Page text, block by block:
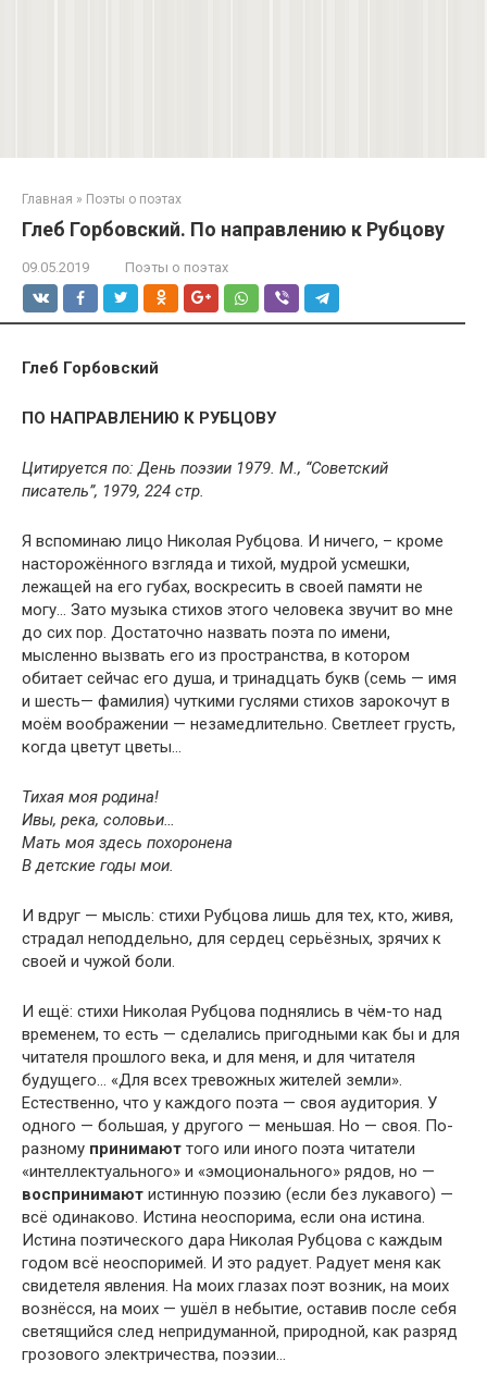
Главная » Поэты о поэтах
Глеб Горбовский. По направлению к Рубцову
09.05.2019 Поэты о поэтах
Глеб Горбовский
ПО НАПРАВЛЕНИЮ К РУБЦОВУ
Цитируется по: День поэзии 1979. М., “Советский
писатель”, 1979, 224 стр.
Я вспоминаю лицо Николая Рубцова. И ничего, – кроме
насторожённого взгляда и тихой, мудрой усмешки,
лежащей на его губах, воскресить в своей памяти не
могу… Зато музыка стихов этого человека звучит во мне
до сих пор. Достаточно назвать поэта по имени,
мысленно вызвать его из пространства, в котором
обитает сейчас его душа, и тринадцать букв (семь — имя
и шесть— фамилия) чуткими гуслями стихов зарокочут в
моём воображении — незамедлительно. Светлеет грусть,
когда цветут цветы…
Тихая моя родина!
Ивы, река, соловьи…
Мать моя здесь похоронена
В детские годы мои.
И вдруг — мысль: стихи Рубцова лишь для тех, кто, живя,
страдал неподдельно, для сердец серьёзных, зрячих к
своей и чужой боли.
И ещё: стихи Николая Рубцова поднялись в чём-то над
временем, то есть — сделались пригодными как бы и для
читателя прошлого века, и для меня, и для читателя
будущего… «Для всех тревожных жителей земли».
Естественно, что у каждого поэта — своя аудитория. У
одного — большая, у другого — меньшая. Но — своя. По-
разному принимают того или иного поэта читатели
«интеллектуального» и «эмоционального» рядов, но —
воспринимают истинную поэзию (если без лукавого) —
всё одинаково. Истина неоспорима, если она истина.
Истина поэтического дара Николая Рубцова с каждым
годом всё неоспоримей. И это радует. Радует меня как
свидетеля явления. На моих глазах поэт возник, на моих
вознёсся, на моих — ушёл в небытие, оставив после себя
светящийся след непридуманной, природной, как разряд
грозового электричества, поэзии…